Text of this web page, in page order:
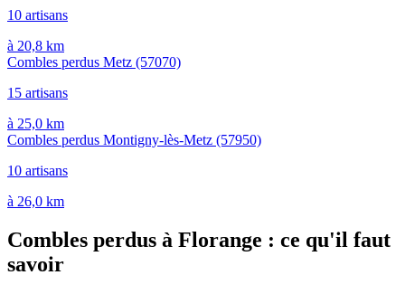
10 artisans
à 20,8 km
Combles perdus Metz (57070)
15 artisans
à 25,0 km
Combles perdus Montigny-lès-Metz (57950)
10 artisans
à 26,0 km
Combles perdus à Florange : ce qu'il faut
savoir